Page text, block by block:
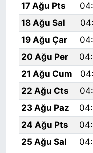
17 Ağu Pts
18 Ağu Sal
19 Ağu Çar
20 Ağu Per
21 Ağu Cum
22 Ağu Cts
23 Ağu Paz
24 Ağu Pts
25 Ağu Sal